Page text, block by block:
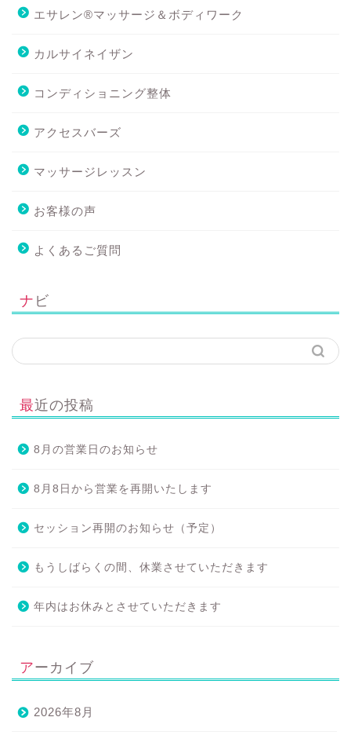
エサレン®マッサージ＆ボディワーク
カルサイネイザン
コンディショニング整体
アクセスバーズ
マッサージレッスン
お客様の声
よくあるご質問
ナビ
最近の投稿
8月の営業日のお知らせ
8月8日から営業を再開いたします
セッション再開のお知らせ（予定）
もうしばらくの間、休業させていただきます
年内はお休みとさせていただきます
アーカイブ
2026年8月